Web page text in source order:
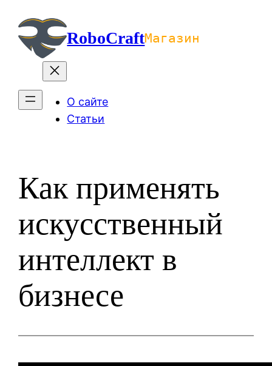
содержимомуRoboCraftМагазин
О сайте
Статьи
Как применять
искусственный
интеллект в
бизнесе